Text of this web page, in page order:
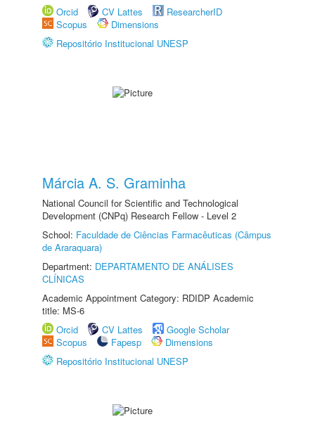
Orcid
CV Lattes
ResearcherID
Scopus
Dimensions
Repositório Institucional UNESP
Márcia A. S. Graminha
National Council for Scientific and Technological
Development (CNPq) Research Fellow - Level 2
School: Faculdade de Ciências Farmacêuticas (Câmpus
de Araraquara)
Department: DEPARTAMENTO DE ANÁLISES
CLÍNICAS
Academic Appointment Category: RDIDP Academic
title: MS-6
Orcid
CV Lattes
Google Scholar
Scopus
Fapesp
Dimensions
Repositório Institucional UNESP